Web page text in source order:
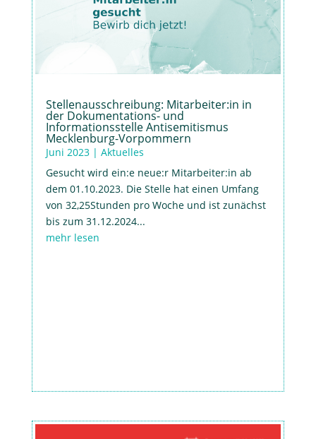
Stellenausschreibung: Mitarbeiter:in in
der Dokumentations- und
Informationsstelle Antisemitismus
Mecklenburg-Vorpommern
Juni 2023| Aktuelles
Gesucht wird ein:e neue:r Mitarbeiter:in ab
dem 01.10.2023. Die Stelle hat einen Umfang
von 32,25Stunden pro Woche und ist zunächst
bis zum 31.12.2024...
mehr lesen